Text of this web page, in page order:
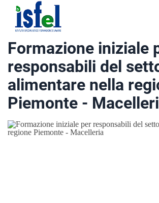
Isfel
Istituto
specialistico
formazione
e
lavoro
Formazione iniziale
responsabili del
alimentare nella
Piemonte -